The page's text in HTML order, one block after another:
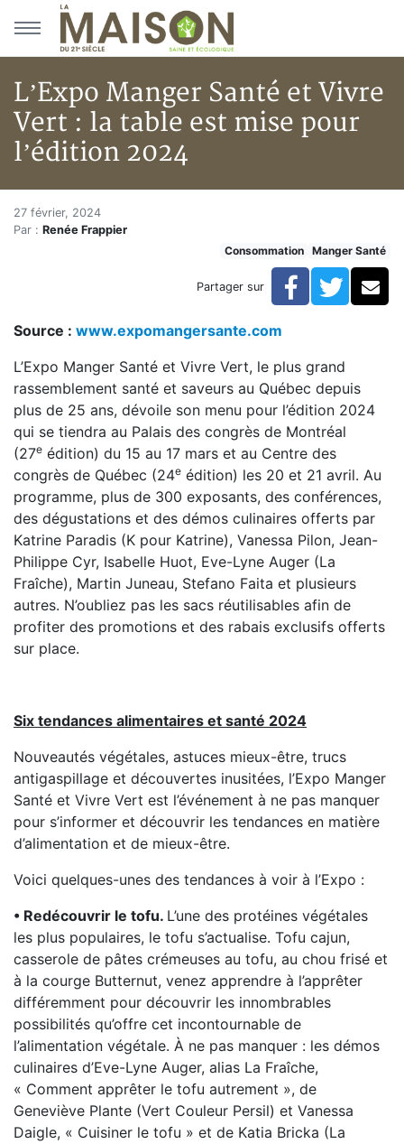
Aller au menu principal
Aller au contenu principal
L’Expo Manger Santé et Vivre
Vert : la table est mise pour
l’édition 2024
Accueil
Articles
L’Expo Manger Santé et Vivre Vert : la table est mise
L’Expo Manger Santé et
27 février, 2024
Par : Renée Frappier
Consommation
Manger Santé
Partager sur Facebook
Source : www.expomangersante.com
L’Expo Manger Santé et Vivre Vert, le plus grand
rassemblement santé et saveurs au Québec depuis
plus de 25 ans, dévoile son menu pour l’édition 2024
qui se tiendra au Palais des congrès de Montréal
(27e édition) du 15 au 17 mars et au Centre des
congrès de Québec (24e édition) les 20 et 21 avril. Au
programme, plus de 300 exposants, des conférences,
des dégustations et des démos culinaires offerts par
Katrine Paradis (K pour Katrine), Vanessa Pilon, Jean-
Philippe Cyr, Isabelle Huot, Eve-Lyne Auger (La
Fraîche), Martin Juneau, Stefano Faita et plusieurs
autres. N’oubliez pas les sacs réutilisables afin de
profiter des promotions et des rabais exclusifs offerts
sur place.
Six tendances alimentaires et santé 2024
Nouveautés végétales, astuces mieux-être, trucs
antigaspillage et découvertes inusitées, l’Expo Manger
Santé et Vivre Vert est l’événement à ne pas manquer
pour s’informer et découvrir les tendances en matière
d’alimentation et de mieux-être.
Voici quelques-unes des tendances à voir à l’Expo :
• Redécouvrir le tofu. L’une des protéines végétales
les plus populaires, le tofu s’actualise. Tofu cajun,
casserole de pâtes crémeuses au tofu, au chou frisé et
à la courge Butternut, venez apprendre à l’apprêter
différemment pour découvrir les innombrables
possibilités qu’offre cet incontournable de
l’alimentation végétale. À ne pas manquer : les démos
culinaires d’Eve-Lyne Auger, alias La Fraîche,
« Comment apprêter le tofu autrement », de
Geneviève Plante (Vert Couleur Persil) et Vanessa
Daigle, « Cuisiner le tofu » et de Katia Bricka (La